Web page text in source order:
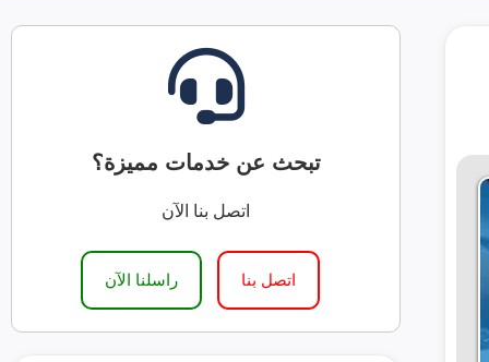
تبحث عن خدمات مميزة؟
اتصل بنا الآن
اتصل بنا راسلنا الآن